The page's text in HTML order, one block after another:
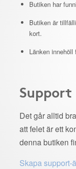
Butiken har
Butiken är
kort.
Länken
Support
Det går alltid
att felet är ett
denna butiken
Skapa support-